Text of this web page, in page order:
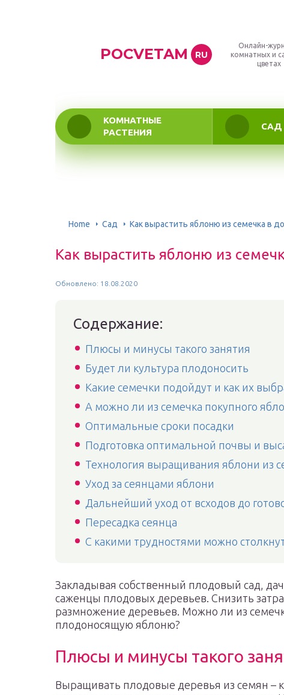
POCVETAM RU
Онлайн-
комнатных и
цветах
КОМНАТНЫЕ
РАСТЕНИЯ
САД
Home Сад Как вырастить яблоню из семечка в
Как вырастить яблоню из
Обновлено: 18.08.2020
Содержание:
Плюсы и минусы такого занятия
Будет ли культура плодоносить
Какие семечки подойдут и как их
А можно ли из семечка покупного
Оптимальные сроки посадки
Подготовка оптимальной почвы и
Технология выращивания яблони из
Уход за сеянцами яблони
Дальнейший уход от всходов до
Пересадка сеянца
С какими трудностями можно
Закладывая собственный плодовый сад,
саженцы плодовых деревьев. Снизить
размножение деревьев. Можно ли из
плодоносящую яблоню?
Плюсы и минусы такого
Выращивать плодовые деревья из семян –